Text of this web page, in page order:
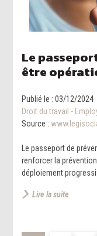
Le
être
Publié le :03/12/2024
Droit du travail -
Source :
Le passeport de
renforcer la
déploiement
Lire la suite